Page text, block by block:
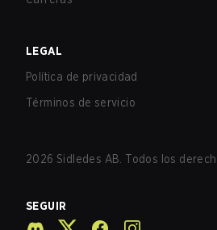
LEGAL
Política de privacidad
Términos de servicio
2026 Sidledes AB. Todos los
SEGUIR